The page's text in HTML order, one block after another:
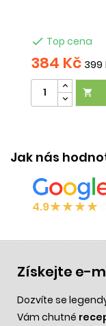
 Top cena
384 Kč 399

Jak nás
4.9★★★★
Získejte e-
Dozvíte se
Vám chutné